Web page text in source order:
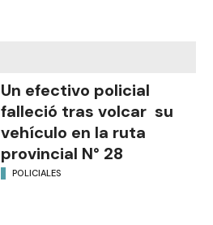
Un efectivo policial
falleció tras volcar su
vehículo en la ruta
provincial N° 28
POLICIALES